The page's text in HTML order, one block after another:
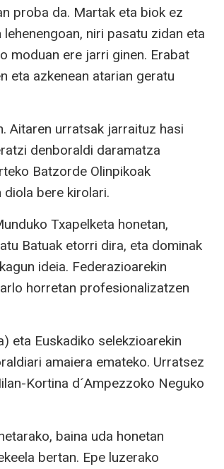
proba da. Martak eta biok ez
niri pasatu zidan eta
moduan ere jarri ginen. Erabat
eta azkenean atarian geratu
Aitaren urratsak jarraituz hasi
denboraldi daramatza
Batzorde Olinpikoak
bere kirolari.
Txapelketa honetan,
Batuak etorri dira, eta dominak
ideia. Federazioarekin
horretan profesionalizatzen
eta Euskadiko selekzioarekin
amaiera emateko. Urratsez
Kortina d´Ampezzoko Neguko
baina uda honetan
bertan. Epe luzerako